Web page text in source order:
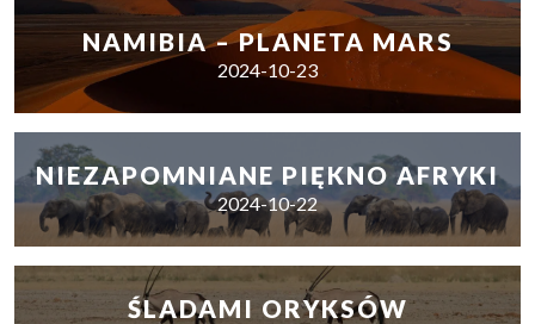
NAMIBIA – PLANETA MARS
2024-10-23
NIEZAPOMNIANE PIĘKNO AFRYKI
2024-10-22
ŚLADAMI ORYKSÓW